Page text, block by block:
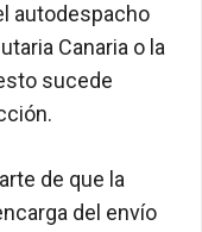
autodespacho
Canaria o la
sucede
de que la
del envío